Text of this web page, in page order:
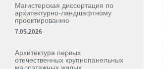
Магистерская диссертация по
архитектурно-ландшафтному
проектированию
7.05.2026
Архитектура первых
отечественных крупнопанельных